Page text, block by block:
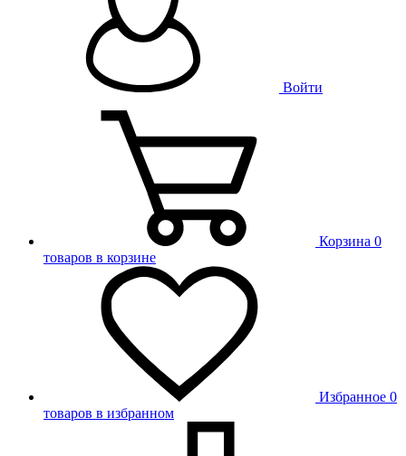
Войти
Корзина 0
товаров в корзине
Избранное 0
товаров в избранном